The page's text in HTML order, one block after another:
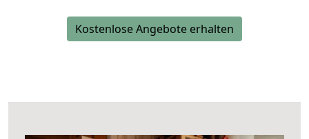
Kostenlose Angebote erhalten